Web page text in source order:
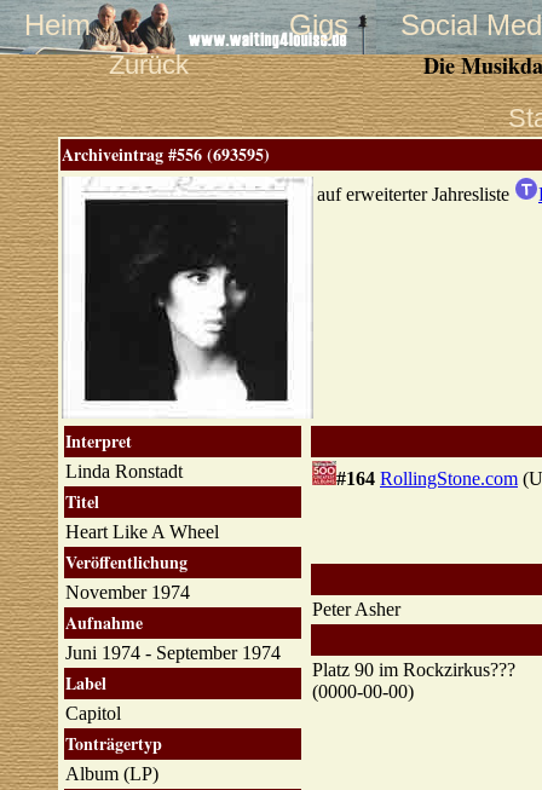
Heim Gigs Social
Zurück Die
Archiveintrag #556 (693595)
auf erweiterter Jahresliste
Interpret
Linda Ronstadt
Titel
Heart Like A Wheel
Veröffentlichung
November 1974
Aufnahme
Juni 1974 - September 1974
Label
Capitol
Tonträgertyp
Album (LP)
#164 RollingStone.com
Peter Asher
Platz 90 im Rockzirkus???
(0000-00-00)